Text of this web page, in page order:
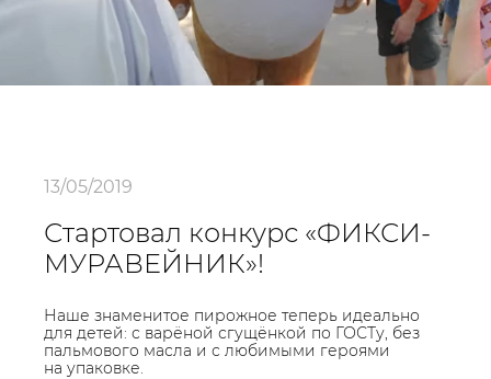
13/05/2019
Стартовал конкурс «ФИКСИ-
МУРАВЕЙНИК»!
Наше знаменитое пирожное теперь идеально
для детей: с варёной сгущёнкой по ГОСТу, без
пальмового масла и с любимыми героями
на упаковке.